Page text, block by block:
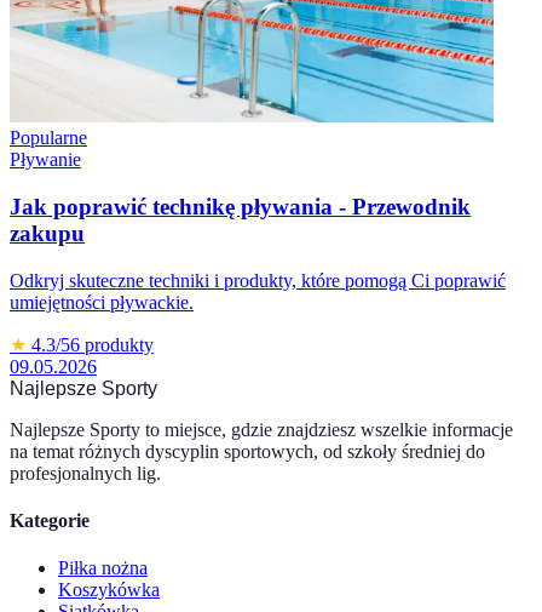
Popularne
Pływanie
Jak poprawić technikę pływania - Przewodnik
zakupu
Odkryj skuteczne techniki i produkty, które pomogą Ci poprawić
umiejętności pływackie.
★ 4.3/56 produkty
09.05.2026
Najlepsze Sporty
Najlepsze Sporty to miejsce, gdzie znajdziesz wszelkie informacje
na temat różnych dyscyplin sportowych, od szkoły średniej do
profesjonalnych lig.
Kategorie
Piłka nożna
Koszykówka